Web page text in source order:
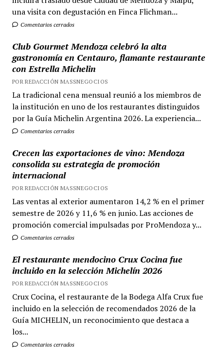
una visita con degustación en Finca Flichman...
Comentarios cerrados
Club Gourmet Mendoza celebró la alta
gastronomía en Centauro, flamante restaurante
con Estrella Michelin
POR REDACCIÓN MASSNEGOCIOS
La tradicional cena mensual reunió a los miembros de
la institución en uno de los restaurantes distinguidos
por la Guía Michelin Argentina 2026. La experiencia...
Comentarios cerrados
Crecen las exportaciones de vino: Mendoza
consolida su estrategia de promoción
internacional
POR REDACCIÓN MASSNEGOCIOS
Las ventas al exterior aumentaron 14,2 % en el primer
semestre de 2026 y 11,6 % en junio. Las acciones de
promoción comercial impulsadas por ProMendoza y...
Comentarios cerrados
El restaurante mendocino Crux Cocina fue
incluido en la selección Michelín 2026
POR REDACCIÓN MASSNEGOCIOS
Crux Cocina, el restaurante de la Bodega Alfa Crux fue
incluido en la selección de recomendados 2026 de la
Guía MICHELIN, un reconocimiento que destaca a
los...
Comentarios cerrados